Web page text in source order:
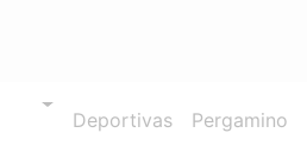
Deportivas Pergamino